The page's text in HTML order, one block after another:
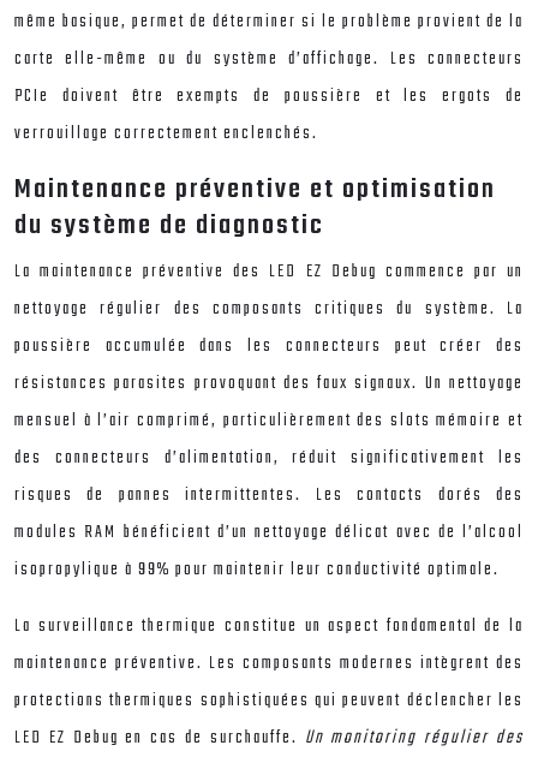
même basique, permet de déterminer si le problème provient de la
carte elle-même ou du système d’affichage. Les connecteurs
PCIe doivent être exempts de poussière et les ergots de
verrouillage correctement enclenchés.
Maintenance préventive et optimisation
du système de diagnostic
La maintenance préventive des LED EZ Debug commence par un
nettoyage régulier des composants critiques du système. La
poussière accumulée dans les connecteurs peut créer des
résistances parasites provoquant des faux signaux. Un nettoyage
mensuel à l’air comprimé, particulièrement des slots mémoire et
des connecteurs d’alimentation, réduit significativement les
risques de pannes intermittentes. Les contacts dorés des
modules RAM bénéficient d’un nettoyage délicat avec de l’alcool
isopropylique à 99% pour maintenir leur conductivité optimale.
La surveillance thermique constitue un aspect fondamental de la
maintenance préventive. Les composants modernes intègrent des
protections thermiques sophistiquées qui peuvent déclencher les
LED EZ Debug en cas de surchauffe. Un monitoring régulier des